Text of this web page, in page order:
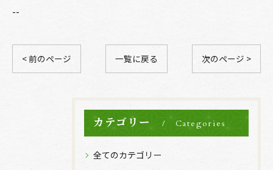
--
< 前のページ 一覧に戻る 次のページ >
カテゴリー Categories
全てのカテゴリー